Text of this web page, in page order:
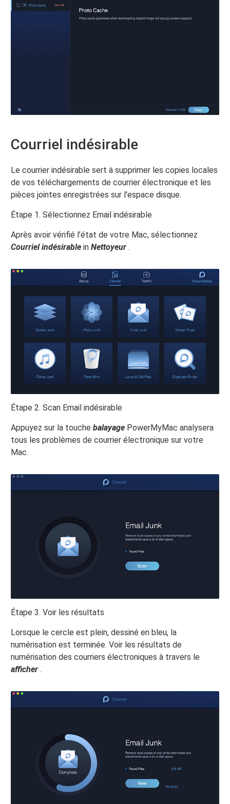
Courriel indésirable
Le courrier indésirable sert à supprimer les copies locales
de vos téléchargements de courrier électronique et les
pièces jointes enregistrées sur l'espace disque.
Étape 1. Sélectionnez Email indésirable
Après avoir vérifié l’état de votre Mac, sélectionnez
Courriel indésirableinNettoyeur.
Étape 2. Scan Email indésirable
Appuyez sur la touchebalayage PowerMyMac analysera
tous les problèmes de courrier électronique sur votre
Mac.
Étape 3. Voir les résultats
Lorsque le cercle est plein, dessiné en bleu, la
numérisation est terminée. Voir les résultats de
numérisation des courriers électroniques à travers le
afficher.